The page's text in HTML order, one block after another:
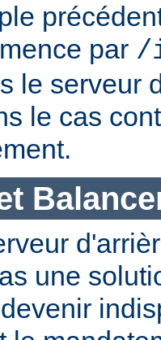
par /
le serveur
le cas
une